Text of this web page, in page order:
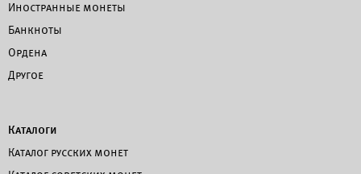
Иностранные монеты
Банкноты
Ордена
Другое
Каталоги
Каталог русских монет